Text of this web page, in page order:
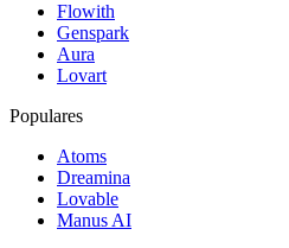
Flowith
Genspark
Aura
Lovart
Populares
Atoms
Dreamina
Lovable
Manus AI